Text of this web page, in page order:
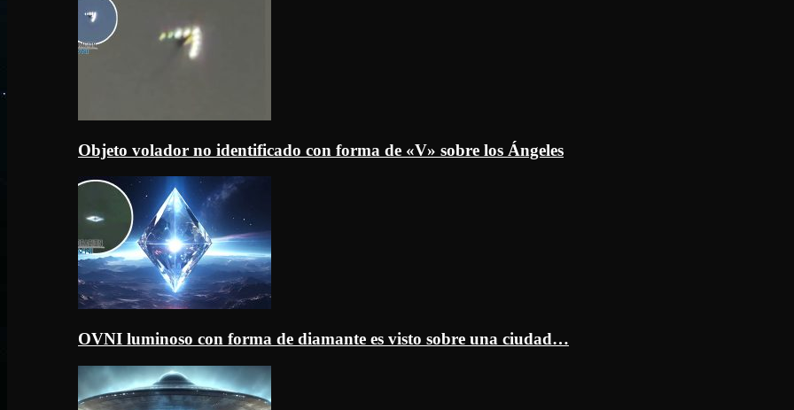
Objeto volador no identificado con forma de «V» sobre los Ángeles
OVNI luminoso con forma de diamante es visto sobre una ciudad…